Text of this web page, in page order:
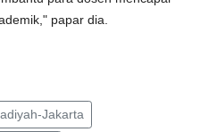
papar dia.
Jakarta